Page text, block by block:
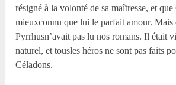
résigné à la volonté de sa maîtresse, et que
mieuxconnu que lui le parfait amour. Mais
Pyrrhusn’avait pas lu nos romans. Il était
naturel, et tousles héros ne sont pas faits
Céladons.